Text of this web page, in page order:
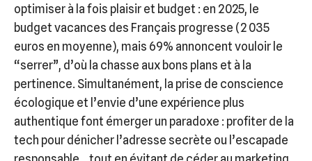
optimiser à la fois plaisir et budget : en 2025, le
budget vacances des Français progresse (2 035
euros en moyenne), mais 69% annoncent vouloir le
“serrer”, d’où la chasse aux bons plans et à la
pertinence. Simultanément, la prise de conscience
écologique et l’envie d’une expérience plus
authentique font émerger un paradoxe : profiter de la
tech pour dénicher l’adresse secrète ou l’escapade